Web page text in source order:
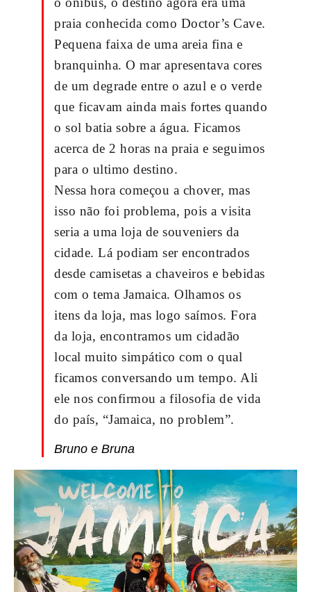
praia conhecida como Doctor’s Cave.
Pequena faixa de uma areia fina e
branquinha. O mar apresentava cores
de um degrade entre o azul e o verde
que ficavam ainda mais fortes quando
o sol batia sobre a água. Ficamos
acerca de 2 horas na praia e seguimos
para o ultimo destino.
Nessa hora começou a chover, mas
isso não foi problema, pois a visita
seria a uma loja de souveniers da
cidade. Lá podiam ser encontrados
desde camisetas a chaveiros e bebidas
com o tema Jamaica. Olhamos os
itens da loja, mas logo saímos. Fora
da loja, encontramos um cidadão
local muito simpático com o qual
ficamos conversando um tempo. Ali
ele nos confirmou a filosofia de vida
do país, “Jamaica, no problem”.
Bruno e Bruna